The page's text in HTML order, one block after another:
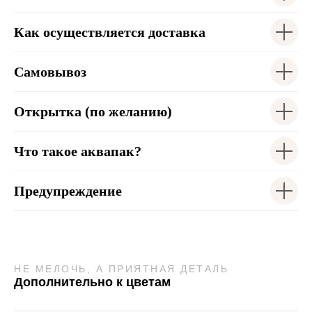
Как осуществляется доставка
Самовывоз
Открытка (по желанию)
Что такое аквапак?
Предупреждение
НЕ МЕЛОЧЬ, А ПРИЯТНАЯ ДЕТАЛЬ
Дополнительно к цветам